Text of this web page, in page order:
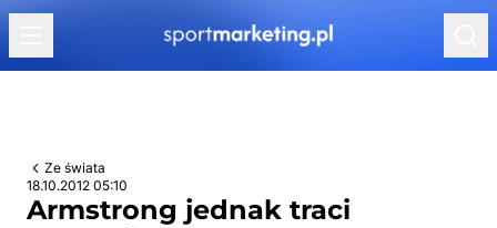
Przejdź do treści
Ze świata
18.10.2012 05:10
Armstrong jednak traci